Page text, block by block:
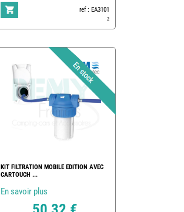
ref : EA3101
2
KIT FILTRATION MOBILE EDITION AVEC
CARTOUCH ...
En savoir plus